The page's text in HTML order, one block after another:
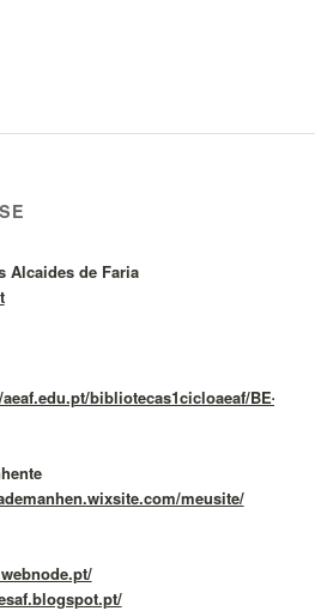
Alcaides de Faria
bibliotecas1cicloaeaf/BE-
meusite/